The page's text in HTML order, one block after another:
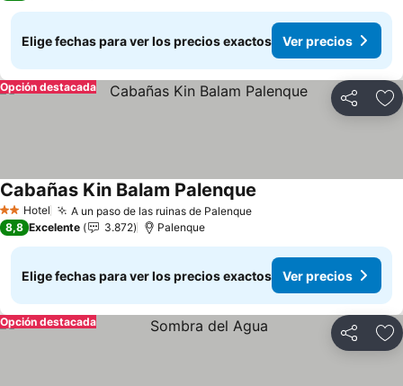
Elige fechas para ver los precios exactos Ver precios
Compartir
Opción destacada
2 Estrellas
Hotel A un paso de las ruinas de Palenque
Cabañas Kin Balam Palenque
8,8 Excelente 3.872 Palenque
Elige fechas para ver los precios exactos Ver precios
Compartir
Opción destacada